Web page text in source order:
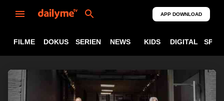
APP DOWNLOAD
FILME DOKUS SERIEN NEWS KIDS DIGITAL